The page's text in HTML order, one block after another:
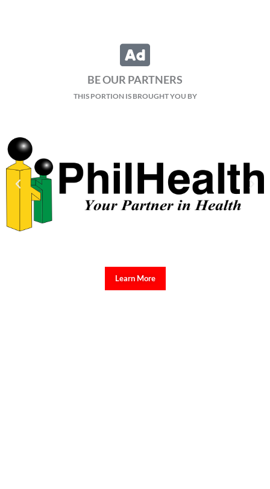
BE OUR PARTNERS
THIS PORTION IS BROUGHT YOU BY
Learn More